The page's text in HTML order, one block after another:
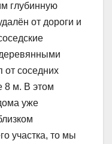
глубинную
от дороги и
от соседних
8 м. В этом
уже
участка, то мы